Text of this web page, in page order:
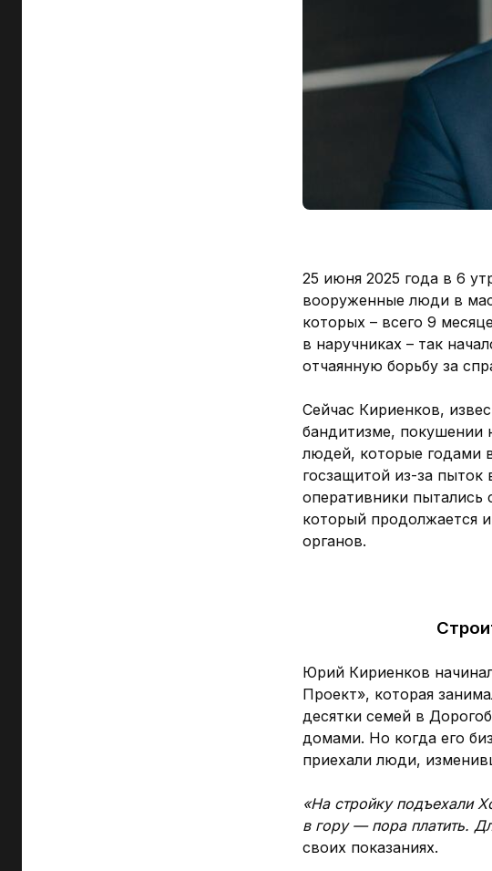
25 июня 2025 года в 6
вооруженные люди в
которых – всего 9
в наручниках – так
отчаянную борьбу за
Сейчас Кириенков,
бандитизме, покушении
людей, которые годами
госзащитой из-за пыток
оперативники пытались
который продолжается
органов.
Юрий Кириенков
Проект», которая
десятки семей в
домами. Но когда его
приехали люди,
«На стройку подъехали
в гору — пора платить.
своих показаниях.